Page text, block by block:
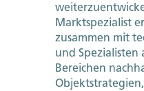
Marktspezialist
zusammen mit
und Spezialisten
Bereichen